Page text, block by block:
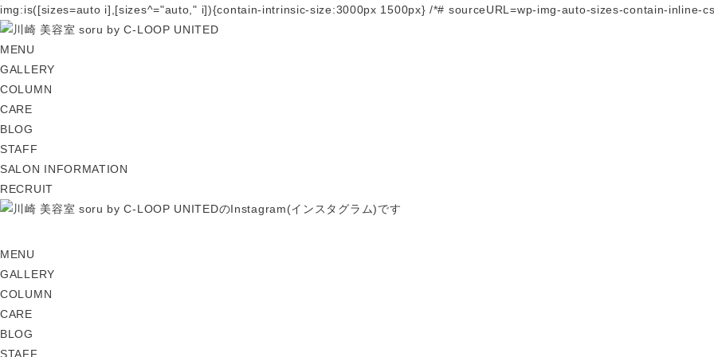
img:is([sizes=auto i],[sizes^="auto," i]){contain-intrinsic-size:3000px 1500px} /*# sourceURL=wp-img-auto-sizes-contain-inline-
MENU
GALLERY
COLUMN
CARE
BLOG
STAFF
SALON INFORMATION
RECRUIT
MENU
GALLERY
COLUMN
CARE
BLOG
STAFF